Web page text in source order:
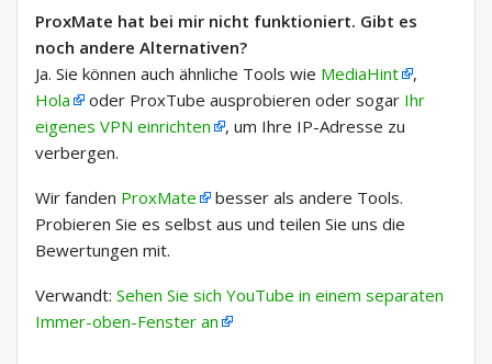
ProxMate hat bei mir nicht funktioniert. Gibt es
noch andere Alternativen?
Ja. Sie können auch ähnliche Tools wie MediaHint
,
Hola
oder ProxTube ausprobieren oder sogar Ihr
eigenes VPN einrichten
, um Ihre IP-Adresse zu
verbergen.
Wir fanden ProxMate
besser als andere Tools.
Probieren Sie es selbst aus und teilen Sie uns die
Bewertungen mit.
Verwandt: Sehen Sie sich YouTube in einem separaten
Immer-oben-Fenster an